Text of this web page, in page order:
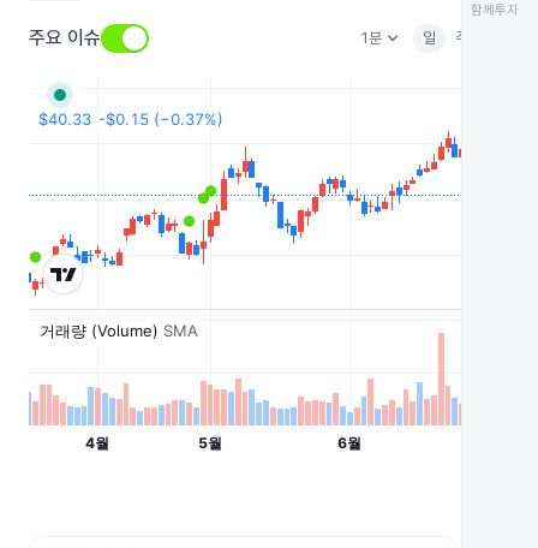
주요 이슈 1분keyboard_arrow_down 일 주
함께투자